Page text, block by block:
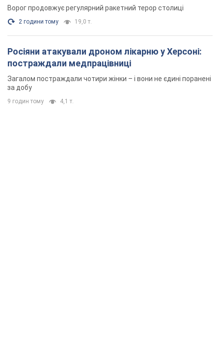
Ворог продовжує регулярний ракетний терор столиці
2 години тому 19,0 т.
Росіяни атакували дроном лікарню у Херсоні:
постраждали медпрацівниці
Загалом постраждали чотири жінки – і вони не єдині поранені
за добу
9 годин тому 4,1 т.